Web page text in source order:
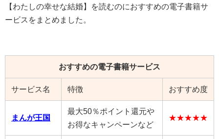
【わたしの幸せな結婚】を読むのにおすすめの電子書籍サ
ービスをまとめました。
おすすめの電子書籍サービス
サービス名 特徴 おすすめ度
まんが王国
最大50％ポイント還元や
お得なキャンペーンなど
★★★★★